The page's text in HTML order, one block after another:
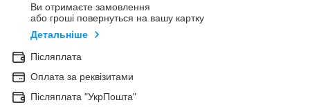
Ви отримаєте замовлення
або гроші повернуться на вашу картку
Детальніше
Післяплата
Оплата за реквізитами
Післяплата "УкрПошта"